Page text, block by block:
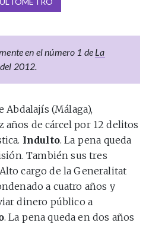
en el número 1 de La
2012.
Abdalajís (Málaga),
años de cárcel por 12 delitos
Indulto. La pena queda
También sus tres
cargo de la Generalitat
a cuatro años y
dinero público a
. La pena queda en dos años